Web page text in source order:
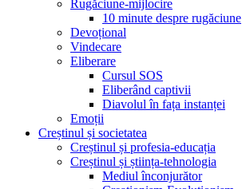
Rugăciune-mijlocire
10 minute despre rugăciune
Devoțional
Vindecare
Eliberare
Cursul SOS
Eliberând captivii
Diavolul în fața instanței
Emoții
Creștinul și societatea
Creștinul și profesia-educația
Creștinul și știința-tehnologia
Mediul înconjurător